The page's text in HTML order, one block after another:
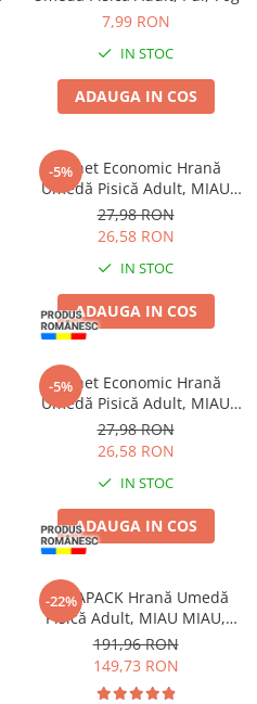
7,99 RON
IN STOC
ADAUGA IN COS
-5%
Pachet Economic Hrană
Umedă Pisică Adult, MIAU
MIAU Care Sensitive, Ficat,
12x85g
27,98 RON
26,58 RON
IN STOC
ADAUGA IN COS
-5%
Pachet Economic Hrană
Umedă Pisică Adult, MIAU
MIAU Care Delicate, Macrou,
12x85g
27,98 RON
26,58 RON
IN STOC
ADAUGA IN COS
-22%
MEGAPACK Hrană Umedă
Pisică Adult, MIAU MIAU,
Sterilizată, Pui în sos, 96x100g
191,96 RON
149,73 RON